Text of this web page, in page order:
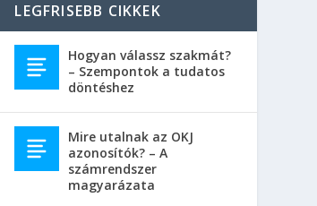
LEGFRISEBB CIKKEK
Hogyan válassz szakmát?
– Szempontok a tudatos
döntéshez
Mire utalnak az OKJ
azonosítók? – A
számrendszer
magyarázata